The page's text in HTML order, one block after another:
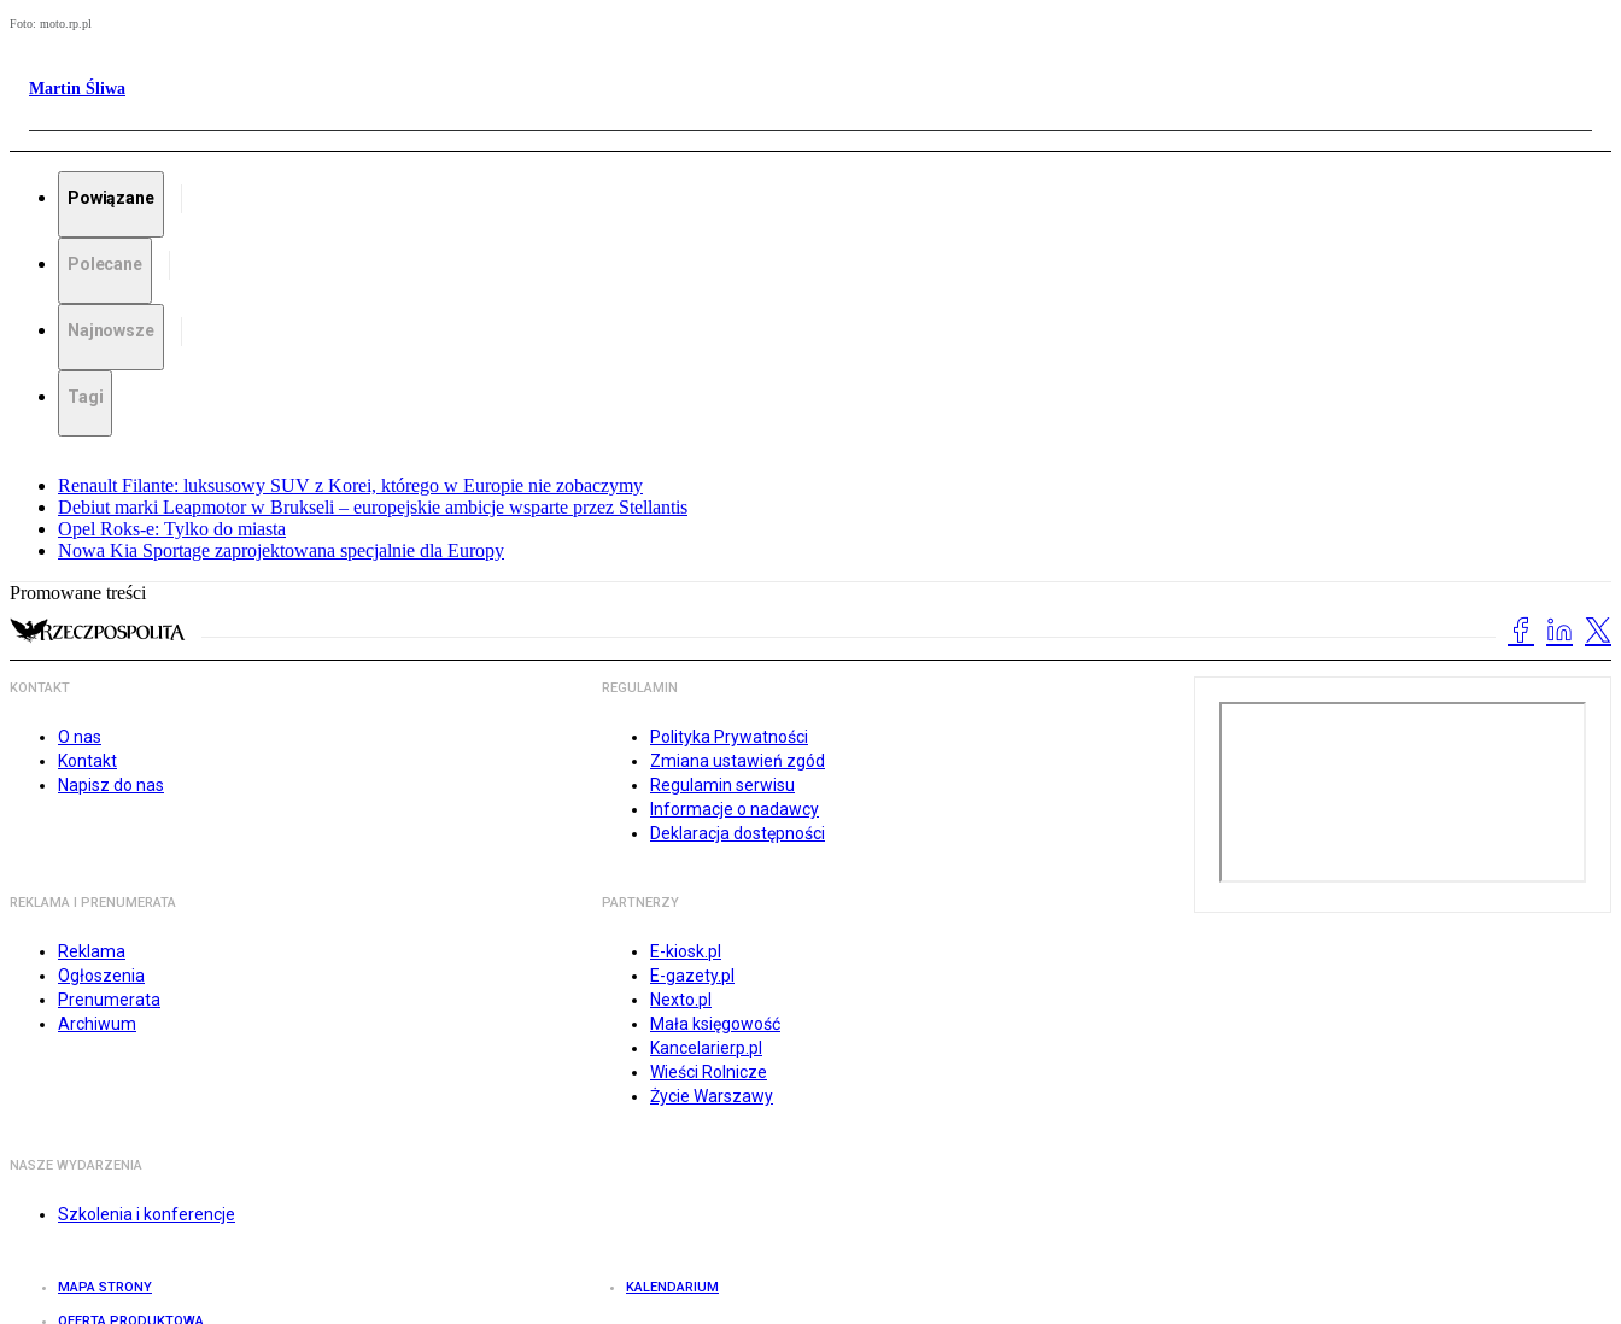
Foto: moto.rp.pl
Martin Śliwa
Powiązane
Polecane
Najnowsze
Tagi
Renault Filante: luksusowy SUV z Korei, którego w Europie nie zobaczymy
Debiut marki Leapmotor w Brukseli – europejskie ambicje wsparte przez Stellantis
Opel Roks-e: Tylko do miasta
Nowa Kia Sportage zaprojektowana specjalnie dla Europy
Promowane treści
KONTAKT
O nas
Kontakt
Napisz do nas
REGULAMIN
Polityka Prywatności
Zmiana ustawień zgód
Regulamin serwisu
Informacje o nadawcy
Deklaracja dostępności
REKLAMA I PRENUMERATA
Reklama
Ogłoszenia
Prenumerata
Archiwum
PARTNERZY
E-kiosk.pl
E-gazety.pl
Nexto.pl
Mała księgowość
Kancelarierp.pl
Wieści Rolnicze
Życie Warszawy
NASZE WYDARZENIA
Szkolenia i konferencje
MAPA STRONY KALENDARIUM